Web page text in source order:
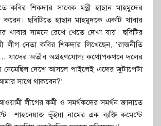
কবির শিকদার সাবেক মন্ত্রী হাছান মাহমুদের
ছবিটিতে হাছান মাহমুদকে একটি খাবার
খাবার সামনে রেখে খেতে দেখা যায়। ছবিটির
লীগ নেতা কবির শিকদার লিখেছেন, ‘রাজনীতি
যাদের অতীব অগ্রহণযোগ্য কথোপকথনে দলের
নেমেছিল দেশে আসলে পাইলেই এদের জুটাপেটা
সাথে থাকবেন?’
লীগের কর্মী ও সমর্থকদের সমর্থন জানাতে
শাহনেয়াজ ভূঁইয়া নামের এক ব্যক্তি কমেন্টে